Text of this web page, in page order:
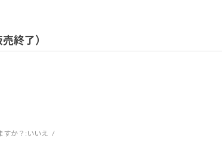
終了）
すか？: いいえ